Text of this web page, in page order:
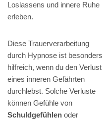
Loslassens und innere Ruhe
erleben.
Diese Trauerverarbeitung
durch Hypnose ist besonders
hilfreich, wenn du den Verlust
eines inneren Gefährten
durchlebst. Solche Verluste
können Gefühle von
Schuldgefühlen oder